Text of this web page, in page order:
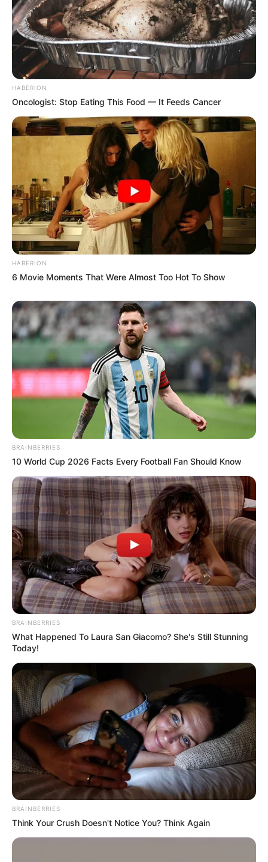
HABERION
Oncologist: Stop Eating This Food — It Feeds Cancer
HABERION
6 Movie Moments That Were Almost Too Hot To Show
BRAINBERRIES
10 World Cup 2026 Facts Every Football Fan Should Know
BRAINBERRIES
What Happened To Laura San Giacomo? She's Still Stunning
Today!
BRAINBERRIES
Think Your Crush Doesn't Notice You? Think Again